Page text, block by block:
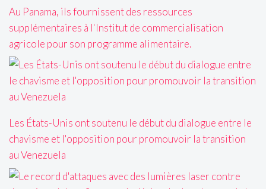
Au Panama, ils fournissent des ressources
supplémentaires à l'Institut de commercialisation
agricole pour son programme alimentaire.
Les États-Unis ont soutenu le début du dialogue entre le
chavisme et l'opposition pour promouvoir la transition
au Venezuela